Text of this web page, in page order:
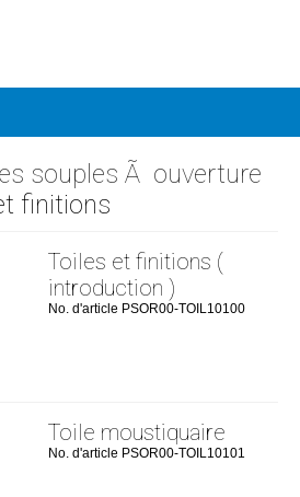
souples Ã ouverture
finitions
Toiles et finitions (
introduction )
No. d'article PSOR00-TOIL10100
Toile moustiquaire
No. d'article PSOR00-TOIL10101